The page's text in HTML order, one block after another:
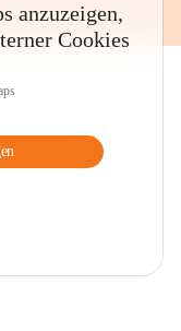
anzuzeigen,
Cookies